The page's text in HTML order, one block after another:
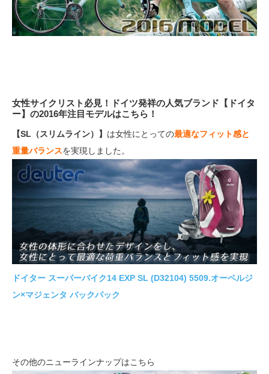
女性サイクリスト必見！ドイツ発祥の人気ブランド【ドイタ
ー】の2016年注目モデルはこちら！
【SL（スリムライン）】 は女性にとっての最適なフィット感と
重量バランスを実現しました。
ドイター スーパーバイク14 EXP SL (D32104) 5509.オーベルジ
ン×マジェンタ バックパック
その他のニューラインナップはこちら